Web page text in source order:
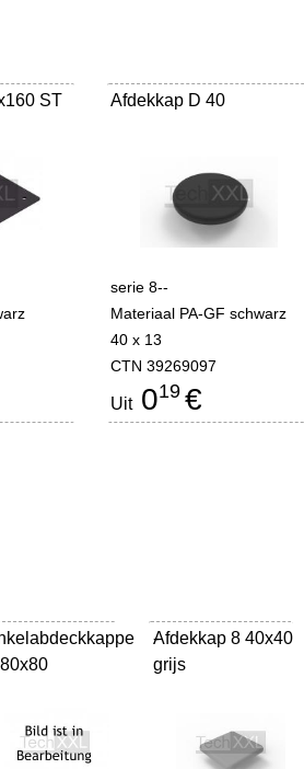
ST
Afdekkap D 40
serie 8--
Materiaal PA-GF schwarz
40 x 13
CTN 39269097
Uit019 €
Afdekkap 8 40x40
grijs
-